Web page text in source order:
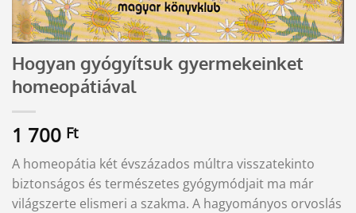
Hogyan gyógyítsuk gyermekeinket
homeopátiával
1 700 Ft
A homeopátia két évszázados múltra visszatekinto
biztonságos és természetes gyógymódjait ma már
világszerte elismeri a szakma. A hagyományos orvoslás